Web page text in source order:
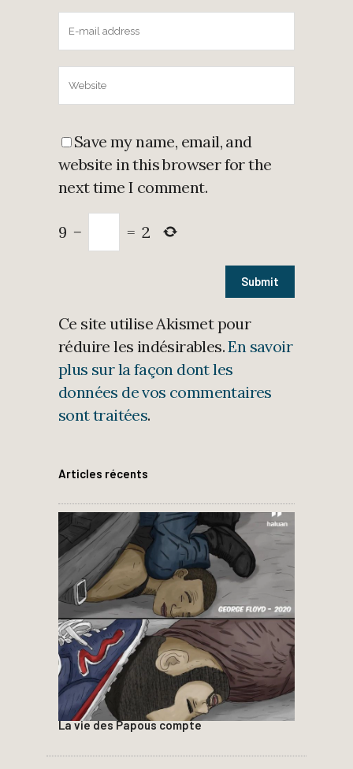
Save my name, email, and
website in this browser for the
next time I comment.
9 − = 2
Ce site utilise Akismet pour
réduire les indésirables.En savoir
plus sur la façon dont les
données de vos commentaires
sont traitées.
Articles récents
La vie des Papous compte